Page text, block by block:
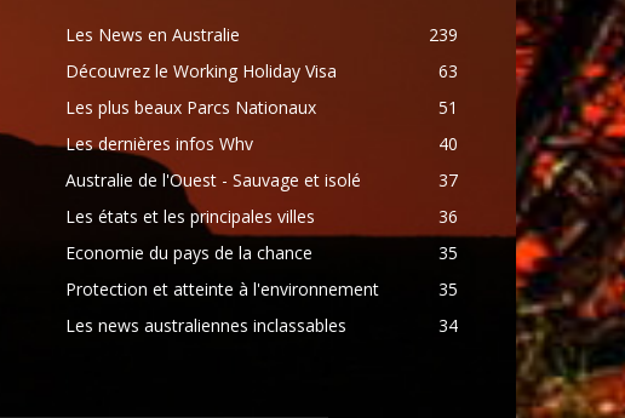
Les News en Australie
239
Découvrez le Working Holiday Visa
63
Les plus beaux Parcs Nationaux
51
Les dernières infos Whv
40
Australie de l'Ouest - Sauvage et isolé
37
Les états et les principales villes
36
Economie du pays de la chance
35
Protection et atteinte à l'environnement
35
Les news australiennes inclassables
34